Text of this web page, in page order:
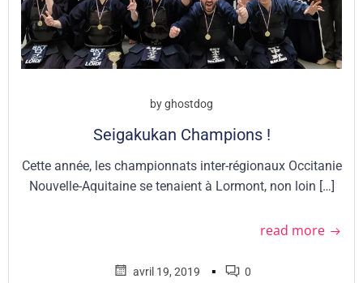
byghostdog
Seigakukan Champions !
Cette année, les championnats inter-régionaux Occitanie
Nouvelle-Aquitaine se tenaient à Lormont, non loin […]
read more
avril 19, 2019 ▪ 0